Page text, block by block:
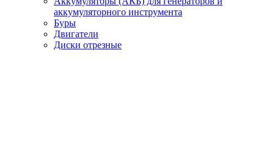
аккумуляторного инструмента
Буры
Двигатели
Диски отрезные